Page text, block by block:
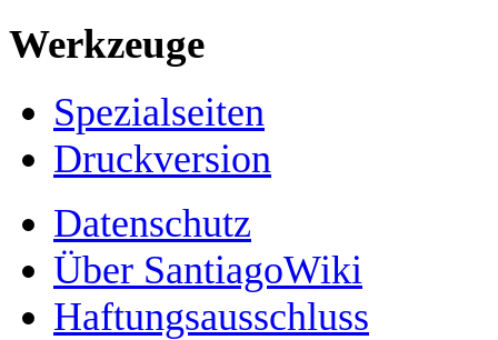
Werkzeuge
Spezialseiten
Druckversion
Datenschutz
Über SantiagoWiki
Haftungsausschluss